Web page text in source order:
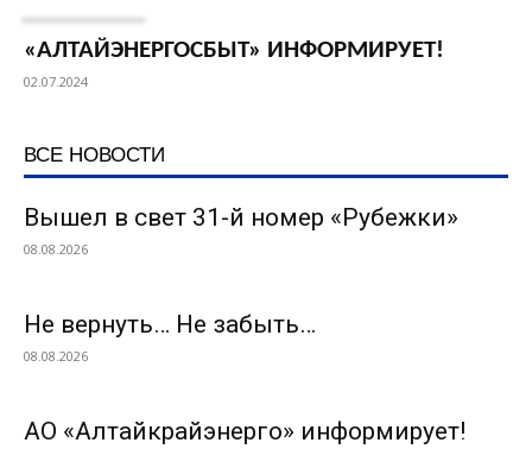
«АЛТАЙЭНЕРГОСБЫТ» ИНФОРМИРУЕТ!
02.07.2024
ВСЕ НОВОСТИ
Вышел в свет 31-й номер «Рубежки»
08.08.2026
Не вернуть… Не забыть…
08.08.2026
АО «Алтайкрайэнерго» информирует!